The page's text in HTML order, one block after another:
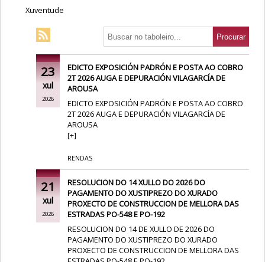
Xuventude
23
xul
2026
EDICTO EXPOSICIÓN PADRÓN E POSTA AO COBRO
2T 2026 AUGA E DEPURACIÓN VILAGARCÍA DE
AROUSA
EDICTO EXPOSICIÓN PADRÓN E POSTA AO COBRO
2T 2026 AUGA E DEPURACIÓN VILAGARCÍA DE
AROUSA
[+]
RENDAS
21
xul
2026
RESOLUCION DO 14 XULLO DO 2026 DO
PAGAMENTO DO XUSTIPREZO DO XURADO
PROXECTO DE CONSTRUCCION DE MELLORA DAS
ESTRADAS PO-548 E PO-192
RESOLUCION DO 14 DE XULLO DE 2026 DO
PAGAMENTO DO XUSTIPREZO DO XURADO
PROXECTO DE CONSTRUCCION DE MELLORA DAS